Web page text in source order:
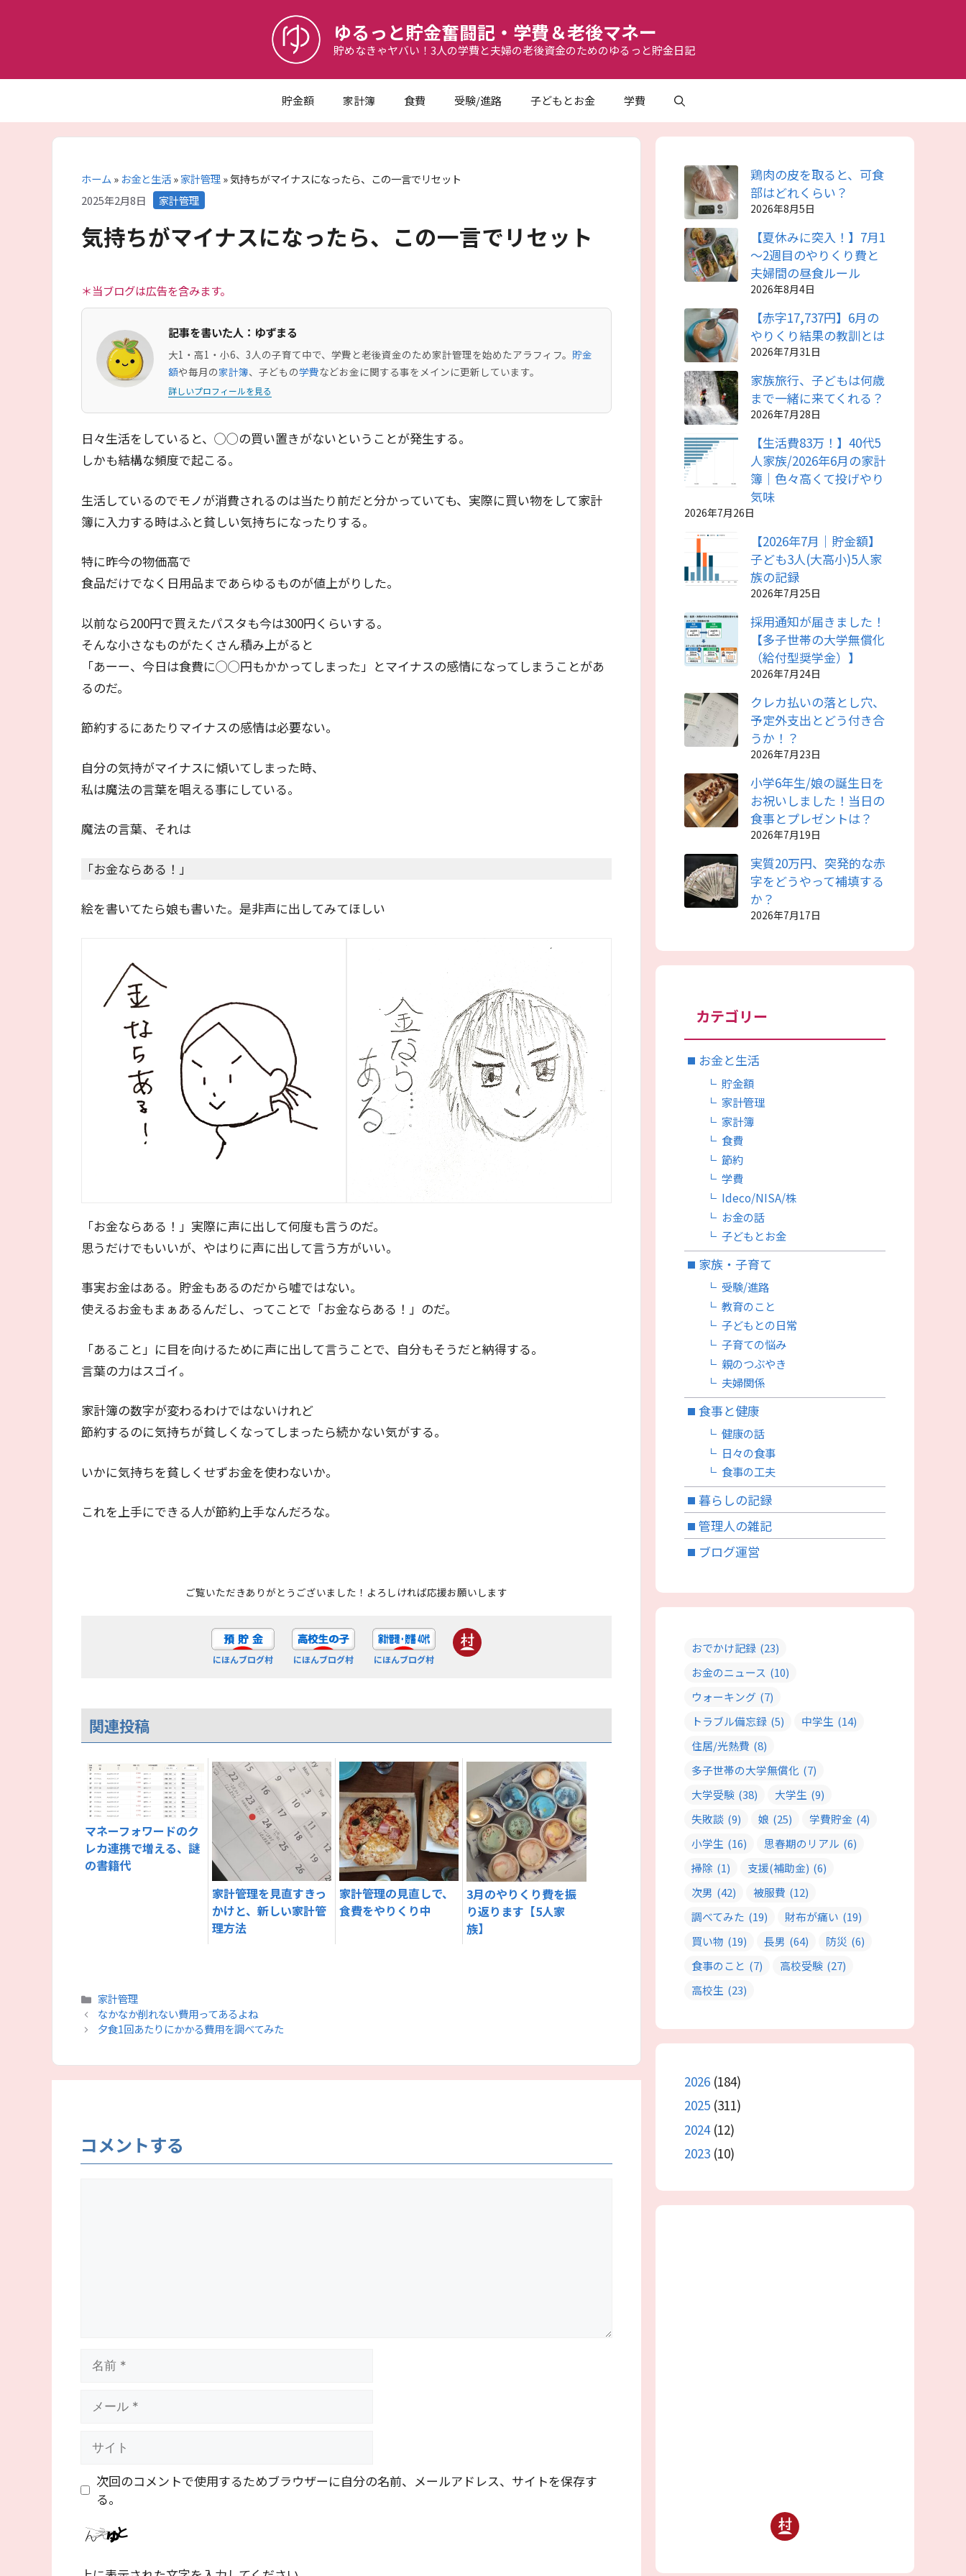
ツ
ゆるっと貯金奮闘記・学費＆老後マネー
貯めなきゃヤバい！3人の学費と夫婦の老後資金のためのゆるっと貯金日記
貯金額 家計簿 食費 受験/進路 子どもとお金 学費
ホーム» お金と生活»家計管理»気持ちがマイナスになったら、この一言でリセット
2025年2月8日 カ
テ
ゴ
リ
家計管理
気持ちがマイナスになったら、この一言でリセット
＊当ブログは広告を含みます。
記事を書いた人：ゆずまる
大1・高1・小6、3人の子育て中で、学費と老後資金のため家計管理を始めたアラフィフ。 貯金
額や毎月の家計簿、子どもの学費などお金に関する事をメインに更新しています。
詳しいプロフィールを見る
日々生活をしていると、◯◯の買い置きがないということが発生する。
しかも結構な頻度で起こる。
生活しているのでモノが消費されるのは当たり前だと分かっていても、実際に買い物をして家計
簿に入力する時はふと貧しい気持ちになったりする。
特に昨今の物価高で
食品だけでなく日用品まであらゆるものが値上がりした。
以前なら200円で買えたパスタも今は300円くらいする。
そんな小さなものがたくさん積み上がると
「あーー、今日は食費に◯◯円もかかってしまった」とマイナスの感情になってしまうことがあ
るのだ。
節約するにあたりマイナスの感情は必要ない。
自分の気持がマイナスに傾いてしまった時、
私は魔法の言葉を唱える事にしている。
魔法の言葉、それは
「お金ならある！」
絵を書いてたら娘も書いた。是非声に出してみてほしい
「お金ならある！」実際に声に出して何度も言うのだ。
思うだけでもいいが、やはりに声に出して言う方がいい。
事実お金はある。貯金もあるのだから嘘ではない。
使えるお金もまぁあるんだし、ってことで「お金ならある！」のだ。
「あること」に目を向けるために声に出して言うことで、自分もそうだと納得する。
言葉の力はスゴイ。
家計簿の数字が変わるわけではないけれど
節約するのに気持ちが貧しくなってしまったら続かない気がする。
いかに気持ちを貧しくせずお金を使わないか。
これを上手にできる人が節約上手なんだろな。
ご覧いただきありがとうございました！よろしければ応援お願いします
にほんブログ村 にほんブログ村 にほんブログ村
関連投稿
マネーフォワードのク
レカ連携で増える、謎
の書籍代
家計管理を見直すきっ
かけと、新しい家計管
理方法
家計管理の見直しで、
食費をやりくり中
3月のやりくり費を振
り返ります【5人家
族】
カ
テ
ゴ
家計管理
なかなか削れない費用ってあるよね
夕食1回あたりにかかる費用を調べてみた
コメントする
次回のコメントで使用するためブラウザーに自分の名前、メールアドレス、サイトを保存す
る。
鶏肉の皮を取ると、可食
部はどれくらい？
2026年8月5日
【夏休みに突入！】7月1
～2週目のやりくり費と
夫婦間の昼食ルール
2026年8月4日
【赤字17,737円】6月の
やりくり結果の教訓とは
2026年7月31日
家族旅行、子どもは何歳
まで一緒に来てくれる？
2026年7月28日
【生活費83万！】40代5
人家族/2026年6月の家計
簿｜色々高くて投げやり
気味
2026年7月26日
【2026年7月｜貯金額】
子ども3人(大高小)5人家
族の記録
2026年7月25日
採用通知が届きました！
【多子世帯の大学無償化
（給付型奨学金）】
2026年7月24日
クレカ払いの落とし穴、
予定外支出とどう付き合
うか！？
2026年7月23日
小学6年生/娘の誕生日を
お祝いしました！当日の
食事とプレゼントは？
2026年7月19日
実質20万円、突発的な赤
字をどうやって補填する
か？
2026年7月17日
カテゴリー
お金と生活
貯金額
家計管理
家計簿
食費
節約
学費
Ideco/NISA/株
お金の話
子どもとお金
家族・子育て
受験/進路
教育のこと
子どもとの日常
子育ての悩み
親のつぶやき
夫婦関係
食事と健康
健康の話
日々の食事
食事の工夫
暮らしの記録
管理人の雑記
ブログ運営
おでかけ記録 (23)
お金のニュース (10)
ウォーキング (7)
トラブル備忘録 (5) 中学生 (14)
住居/光熱費 (8)
多子世帯の大学無償化 (7)
大学受験 (38) 大学生 (9)
失敗談 (9) 娘 (25) 学費貯金 (4)
小学生 (16) 思春期のリアル (6)
掃除 (1) 支援(補助金) (6)
次男 (42) 被服費 (12)
調べてみた (19) 財布が痛い (19)
買い物 (19) 長男 (64) 防災 (6)
食事のこと (7) 高校受験 (27)
高校生 (23)
2026 (184)
2025 (311)
2024(12)
2023 (10)